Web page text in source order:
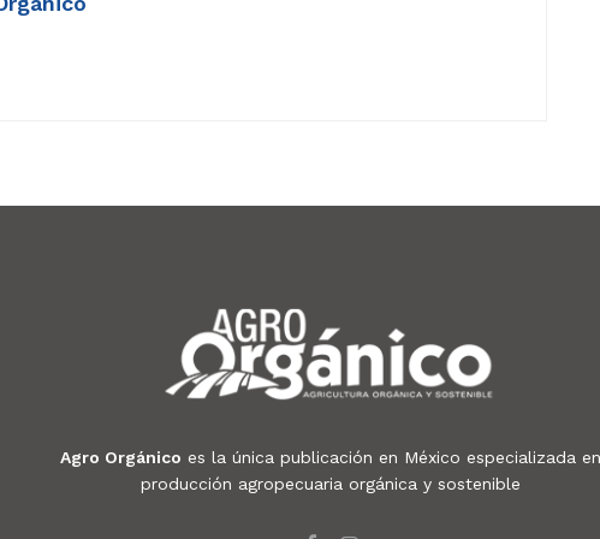
Agro Orgánico es la única publicación en México especializada en
producción agropecuaria orgánica y sostenible